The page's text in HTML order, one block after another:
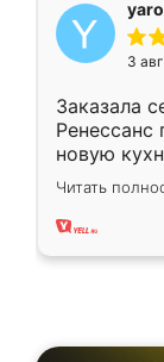
3
Заказала
Ренессанс
новую
вполне
два года,
Читать